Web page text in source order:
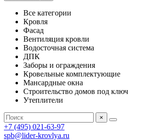
Все категории
Кровля
Фасад
Вентиляция кровли
Водосточная система
ДПК
Заборы и ограждения
Кровельные комплектующие
Мансардные окна
Строительство домов под ключ
Утеплители
×
+7 (495) 021-63-97
spb@lider-krovlya.ru